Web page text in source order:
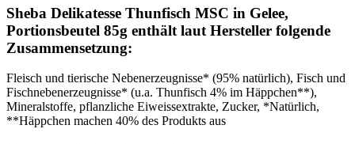
Sheba Delikatesse Thunfisch MSC in Gelee,
Portionsbeutel 85g enthält laut Hersteller folgende
Zusammensetzung:
Fleisch und tierische Nebenerzeugnisse* (95% natürlich), Fisch und
Fischnebenerzeugnisse* (u.a. Thunfisch 4% im Häppchen**),
Mineralstoffe, pflanzliche Eiweissextrakte, Zucker, *Natürlich,
**Häppchen machen 40% des Produkts aus